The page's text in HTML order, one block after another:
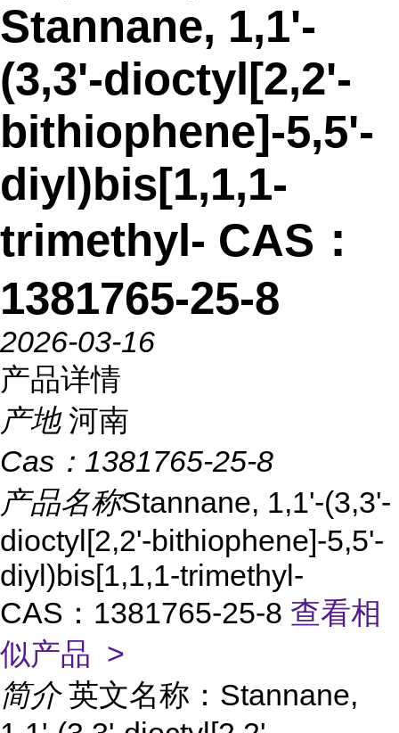
Stannane, 1,1'-
(3,3'-dioctyl[2,2'-
bithiophene]-5,5'-
diyl)bis[1,1,1-
trimethyl- CAS：
1381765-25-8
2026-03-16
产品详情
产地 河南
Cas： 1381765-25-8
产品名称Stannane, 1,1'-(3,3'-
dioctyl[2,2'-bithiophene]-5,5'-
diyl)bis[1,1,1-trimethyl-
CAS：1381765-25-8 查看相
似产品 >
简介 英文名称：Stannane,